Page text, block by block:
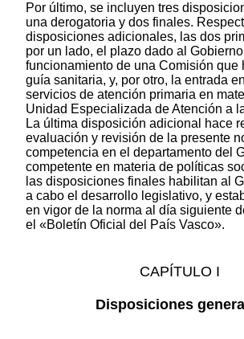
Por último, se incluyen tres
una derogatoria y dos finales.
disposiciones adicionales, las dos
por un lado, el plazo dado al
funcionamiento de una Comisión que
guía sanitaria, y, por otro, la entrada
servicios de atención primaria en
Unidad Especializada de Atención a
La última disposición adicional hace
evaluación y revisión de la presente
competencia en el departamento del
competente en materia de políticas
las disposiciones finales habilitan al
a cabo el desarrollo legislativo, y
en vigor de la norma al día siguiente
el «Boletín Oficial del País Vasco».
CAPÍTULO I
Disposiciones